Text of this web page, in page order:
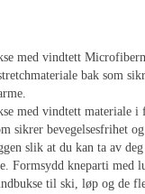
med vindtett
bak som
med vindtett materiale i
sikrer bevegelsesfrihet
slik at du kan ta av
Formsydd kneparti med
til ski, løp og de